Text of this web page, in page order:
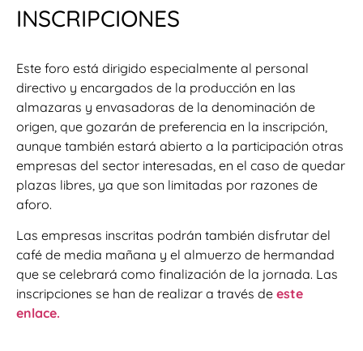
INSCRIPCIONES
Este foro está dirigido especialmente al personal
directivo y encargados de la producción en las
almazaras y envasadoras de la denominación de
origen, que gozarán de preferencia en la inscripción,
aunque también estará abierto a la participación otras
empresas del sector interesadas, en el caso de quedar
plazas libres, ya que son limitadas por razones de
aforo.
Las empresas inscritas podrán también disfrutar del
café de media mañana y el almuerzo de hermandad
que se celebrará como finalización de la jornada. Las
inscripciones se han de realizar a través de este
enlace.